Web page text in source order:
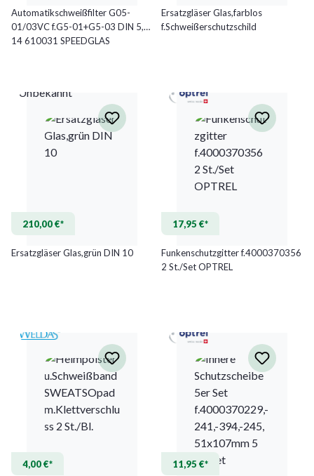
Automatikschweißfilter G05-
01/03VC f.G5-01+G5-03 DIN 5,8-
14 610031 SPEEDGLAS
Ersatzgläser Glas,farblos
f.Schweißerschutzschild
Unbekannt
210,00 €*
Ersatzgläser Glas,grün DIN 10
17,95 €*
Funkenschutzgitter f.4000370356
2 St./Set OPTREL
4,00 €* 11,95 €*